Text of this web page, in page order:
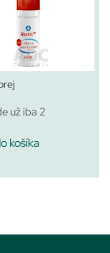
už iba 2
košíka